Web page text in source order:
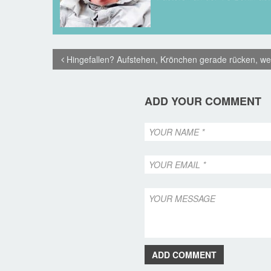
Hingefallen? Aufstehen, Krönchen gerade rücken,
ADD YOUR COMMENT
ADD COMMENT